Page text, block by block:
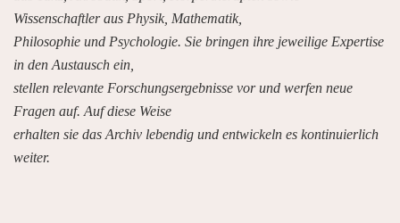
Wissenschaftler aus Physik, Mathematik,
Philosophie und Psychologie. Sie bringen ihre jeweilige Expertise
in den Austausch ein,
stellen relevante Forschungsergebnisse vor und werfen neue
Fragen auf. Auf diese Weise
erhalten sie das Archiv lebendig und entwickeln es kontinuierlich
weiter.